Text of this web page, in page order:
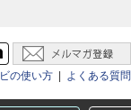
の使い方 よくある質問